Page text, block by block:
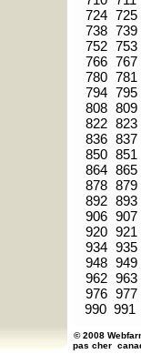
724 725
738 739
752 753
766 767
780 781
794 795
808 809
822 823
836 837
850 851
864 865
878 879
892 893
906 907
920 921
934 935
948 949
962 963
976 977
990 991
© 2008
pas cher